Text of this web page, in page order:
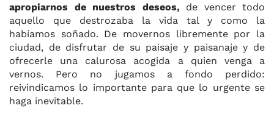
apropiarnos de nuestros deseos, de vencer todo
aquello que destrozaba la vida tal y como la
habíamos soñado. De movernos libremente por la
ciudad, de disfrutar de su paisaje y paisanaje y de
ofrecerle una calurosa acogida a quien venga a
vernos. Pero no jugamos a fondo perdido:
reivindicamos lo importante para que lo urgente se
haga inevitable.